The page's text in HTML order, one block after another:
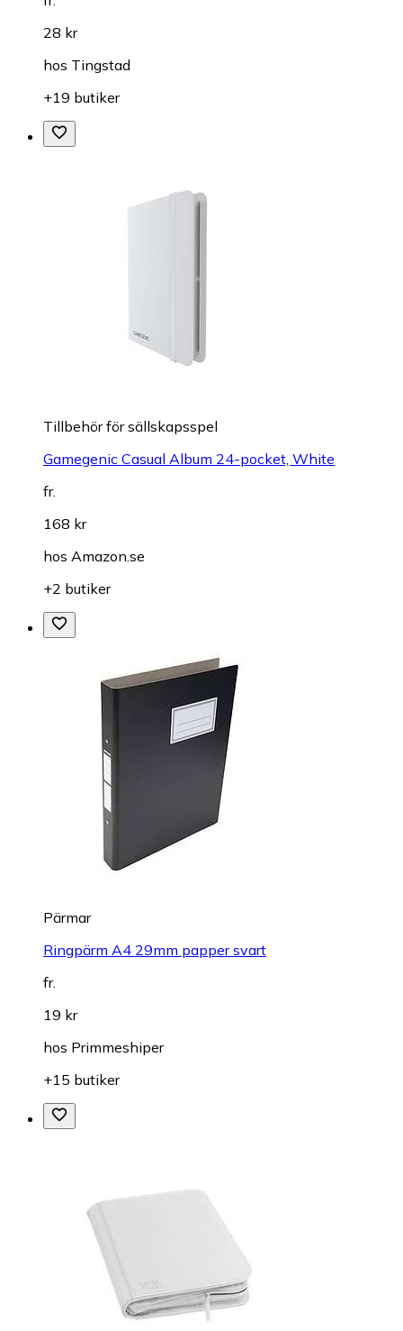
28 kr
hos Tingstad
+19 butiker
Tillbehör för sällskapsspel
Gamegenic Casual Album 24-pocket, White
fr.
168 kr
hos Amazon.se
+2 butiker
Pärmar
Ringpärm A4 29mm papper svart
fr.
19 kr
hos Primmeshiper
+15 butiker